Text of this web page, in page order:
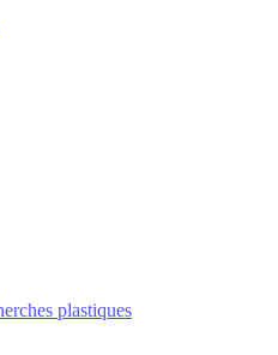
plastiques